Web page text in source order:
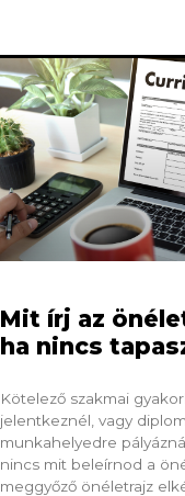
Mit írj az
ha nincs
Kötelező szakmai
jelentkeznél, vagy
munkahelyedre
nincs mit beleírnod a
meggyőző önéletrajz